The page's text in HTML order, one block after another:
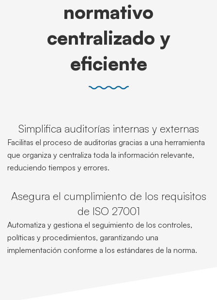
normativo
centralizado y
eficiente
Simplifica auditorías internas y externas
Facilitas el proceso de auditorías gracias a una herramienta
que organiza y centraliza toda la información relevante,
reduciendo tiempos y errores.
Asegura el cumplimiento de los requisitos
de ISO 27001
Automatiza y gestiona el seguimiento de los controles,
políticas y procedimientos, garantizando una
implementación conforme a los estándares de la norma.